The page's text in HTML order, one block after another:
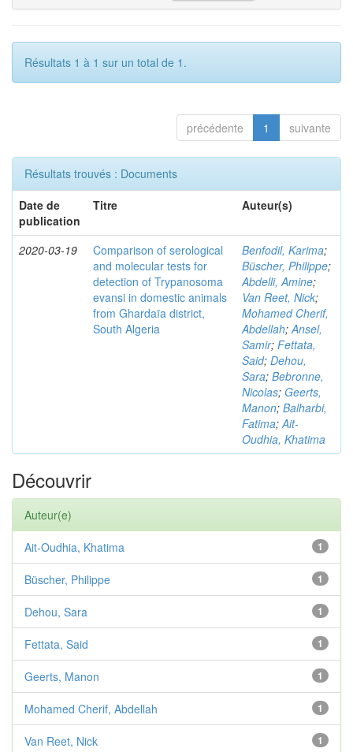
Résultats 1 à 1 sur un total de 1.
précédente 1 suivante
Résultats trouvés : Documents
Date de
publication
Titre Auteur(s)
2020-03-19
Comparison of serological
and molecular tests for
detection of Trypanosoma
evansi in domestic animals
from Ghardaïa district,
South Algeria
Benfodil, Karima;
Büscher, Philippe;
Abdelli, Amine;
Van Reet, Nick;
Mohamed Cherif,
Abdellah;Ansel,
Samir; Fettata,
Said; Dehou,
Sara; Bebronne,
Nicolas; Geerts,
Manon; Balharbi,
Fatima;Ait-
Oudhia, Khatima
Découvrir
Auteur(e)
1
Ait-Oudhia, Khatima
1
Büscher, Philippe
1
Dehou, Sara
1
Fettata, Said
1
Geerts, Manon
1
Mohamed Cherif, Abdellah
1
Van Reet, Nick